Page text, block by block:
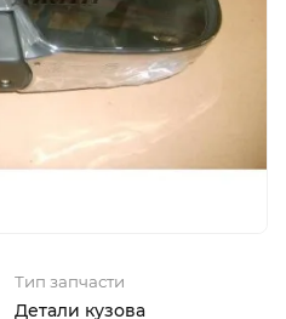
Тип запчасти
Детали кузова